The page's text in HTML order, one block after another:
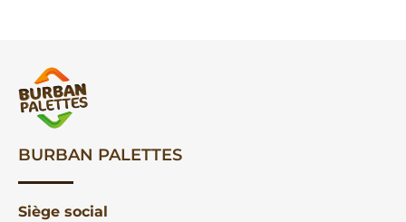
BURBAN PALETTES
Siège social